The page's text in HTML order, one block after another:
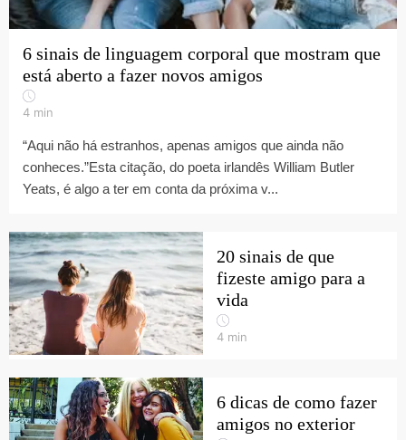
6 sinais de linguagem corporal que mostram que
está aberto a fazer novos amigos
4 min
“Aqui não há estranhos, apenas amigos que ainda não
conheces.”Esta citação, do poeta irlandês William Butler
Yeats, é algo a ter em conta da próxima v...
20 sinais de que
fizeste amigo para a
vida
4 min
6 dicas de como fazer
amigos no exterior